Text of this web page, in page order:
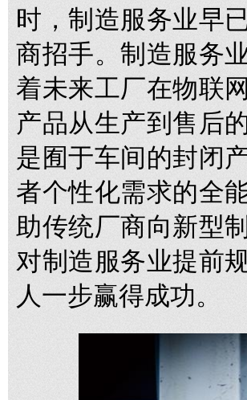
时，制造服务业早
商招手。制造服务
着未来工厂在物联
产品从生产到售后
是囿于车间的封闭
者个性化需求的全
助传统厂商向新型
对制造服务业提前
人一步赢得成功。